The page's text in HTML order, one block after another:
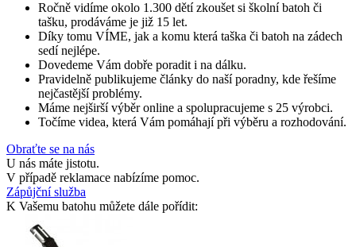
Ročně vidíme okolo 1.300 dětí zkoušet si školní batoh či
tašku, prodáváme je již 15 let.
Díky tomu VÍME, jak a komu která taška či batoh na zádech
sedí nejlépe.
Dovedeme Vám dobře poradit i na dálku.
Pravidelně publikujeme články do naší poradny, kde řešíme
nejčastější problémy.
Máme nejširší výběr online a spolupracujeme s 25 výrobci.
Točíme videa, která Vám pomáhají při výběru a rozhodování.
Obraťte se na nás
U nás máte jistotu.
V případě reklamace nabízíme pomoc.
Zápůjční služba
K Vašemu batohu můžete dále pořídit: